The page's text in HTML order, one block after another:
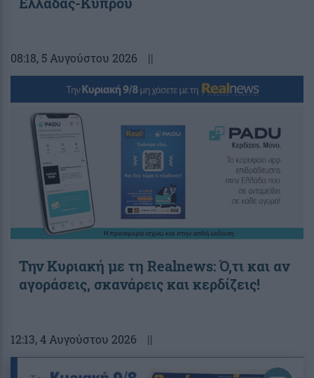
08:18, 5 Αυγούστου 2026 ||
Την Κυριακή με τη Realnews: Ό,τι και αν
αγοράσεις, σκανάρεις και κερδίζεις!
12:13, 4 Αυγούστου 2026 ||